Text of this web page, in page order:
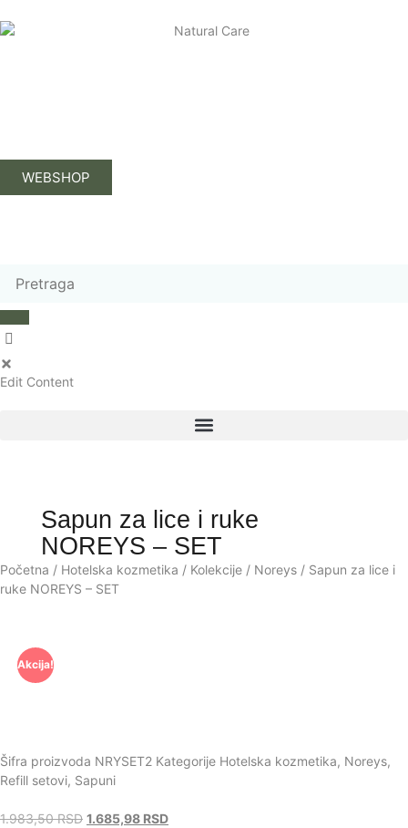
WEBSHOP
Edit Content
Sapun za lice i ruke
NOREYS – SET
Početna / Hotelska kozmetika / Kolekcije / Noreys / Sapun za lice i
ruke NOREYS – SET
Akcija!
Šifra proizvoda NRYSET2 Kategorije Hotelska kozmetika, Noreys,
Refill setovi, Sapuni
1.983,50RSD 1.685,98 RSD